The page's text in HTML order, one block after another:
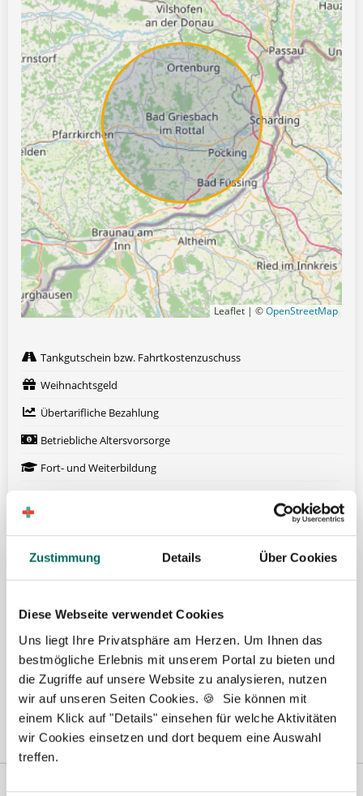
Zustimmung Details Über Cookies
Diese Webseite verwendet Cookies
Uns liegt Ihre Privatsphäre am Herzen. Um Ihnen das
bestmögliche Erlebnis mit unserem Portal zu bieten und
die Zugriffe auf unsere Website zu analysieren, nutzen
wir auf unseren Seiten Cookies. 🍪 Sie können mit
einem Klick auf "Details" einsehen für welche Aktivitäten
wir Cookies einsetzen und dort bequem eine Auswahl
treffen.
Leaflet | ©OpenStreetMap
Tankgutschein bzw. Fahrtkostenzuschuss
Weihnachtsgeld
Übertarifliche Bezahlung
Betriebliche Altersvorsorge
Fort- und Weiterbildung
Hier finden Sie aktuelle Stellenangebote in Ihrer
Berlin|Biberach|Dinslaken|Dortmund|Erfurt
Hamburg
Hannover Heilbronn Ingolstadt Kassel| Lübeck
Magdeburg|Mönchengladbach |München |Münster |Neu-Ulm|
Pforzheim|Schweinfurt|Stendal|Stuttgart|Waren|Wiesbaden
Wilhelmshaven|